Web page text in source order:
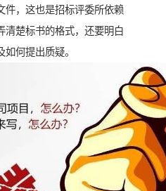
件，这也是招标评委所依赖
清楚标书的格式，还要明白
何提出质疑。